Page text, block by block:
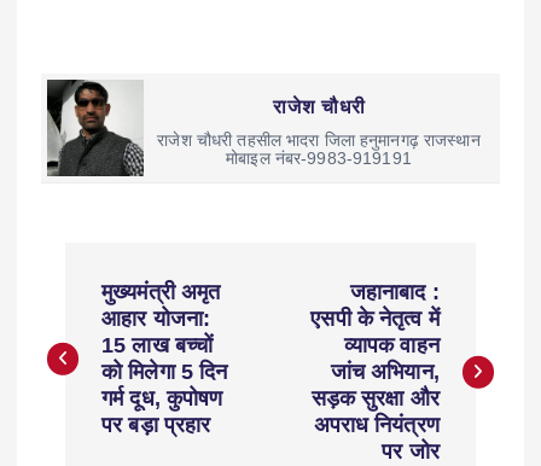
राजेश चौधरी
राजेश चौधरी तहसील भादरा जिला हनुमानगढ़ राजस्थान
मोबाइल नंबर-9983-919191
मुख्यमंत्री अमृत
आहार योजना:
15 लाख बच्चों
को मिलेगा 5 दिन
गर्म दूध, कुपोषण
पर बड़ा प्रहार
जहानाबाद :
एसपी के नेतृत्व में
व्यापक वाहन
जांच अभियान,
सड़क सुरक्षा और
अपराध नियंत्रण
पर जोर